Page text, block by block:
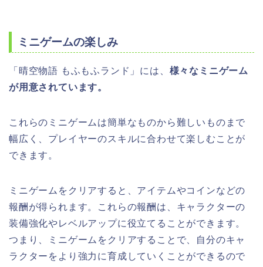
ミニゲームの楽しみ
「晴空物語 もふもふランド」には、 様々なミニゲーム
が用意されています。
これらのミニゲームは簡単なものから難しいものまで
幅広く、プレイヤーのスキルに合わせて楽しむことが
できます。
ミニゲームをクリアすると、アイテムやコインなどの
報酬が得られます。これらの報酬は、キャラクターの
装備強化やレベルアップに役立てることができます。
つまり、ミニゲームをクリアすることで、自分のキャ
ラクターをより強力に育成していくことができるので